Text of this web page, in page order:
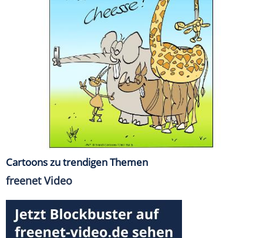
Cartoons zu trendigen Themen
freenet Video